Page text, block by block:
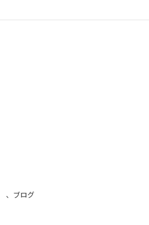
、 ブログ